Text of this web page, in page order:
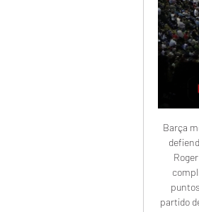
Barça menos de 84. 5 puntos La defensa cajista es de las más exigentes, la grada del Carpena defiende adicionalmente y le agarrota el brazo al tirador más experimentado. Los pupilos de Roger Grimau ya se han desconectado en varios partidos donde se le ha puesto el partido complicado. Es un escenario propicio a la desconexión catalana, por lo que superar los 84 puntos puede ser una misión imposible. Unicaja ganador Q1 Al Carpena le gusta dominar el partido desde el salto inicial, los de Ibon Navarro salen al 200% desde el calentamiento y suelen dominar el primer cuarto de forma clara. 

No depende de sí mismo, tiene que ganarle primero al Baxi Manresa y después esperar que el Betis, sin Shannon Evans, pueda derrotar al Tenerife en el Santiago Martín. No obstante, más allá del torneo de Badalona, el equipo cajista buscará un triunfo en